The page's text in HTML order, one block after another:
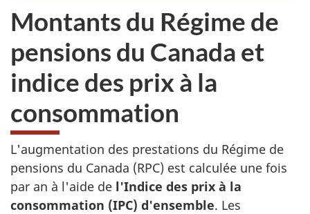
participer
au
sondage
du
site
web,
Montants du Régime de
pensions du Canada et
indice des prix à la
consommation
L'augmentation des prestations du Régime de
pensions du Canada (RPC) est calculée une fois
par an à l'aide de l'Indice des prix à la
consommation (IPC) d'ensemble. Les